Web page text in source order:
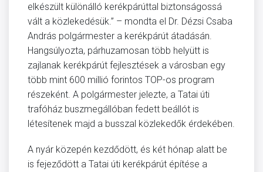
elkészült különálló kerékpárúttal biztonságossá
vált a közlekedésük.” – mondta el Dr. Dézsi Csaba
András polgármester a kerékpárút átadásán.
Hangsúlyozta, párhuzamosan több helyütt is
zajlanak kerékpárút fejlesztések a városban egy
több mint 600 millió forintos TOP-os program
részeként. A polgármester jelezte, a Tatai úti
trafóház buszmegállóban fedett beállót is
létesítenek majd a busszal közlekedők érdekében.
A nyár közepén kezdődött, és két hónap alatt be
is fejeződött a Tatai úti kerékpárút építése a